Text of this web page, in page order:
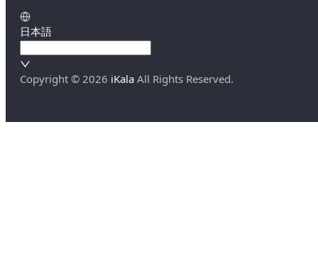
日本語
Copyright © 2026 iKala All Rights Reserved.